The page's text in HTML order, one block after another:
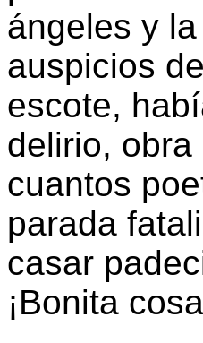
ángeles y
auspicios
escote,
delirio,
cuantos
parada
casar
¡Bonita